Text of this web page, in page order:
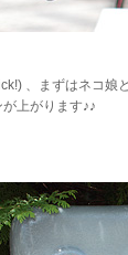
、まずはネコ娘
上がります♪♪